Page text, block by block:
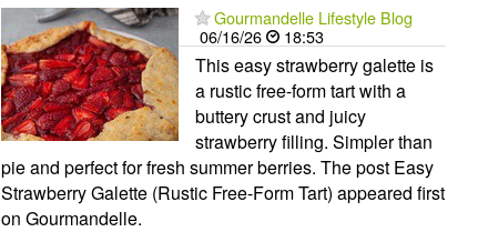
Gourmandelle Lifestyle Blog
06/16/26
18:53
This easy strawberry galette is
a rustic free-form tart with a
buttery crust and juicy
strawberry filling. Simpler than
pie and perfect for fresh summer berries. The post Easy
Strawberry Galette (Rustic Free-Form Tart) appeared first
on Gourmandelle.